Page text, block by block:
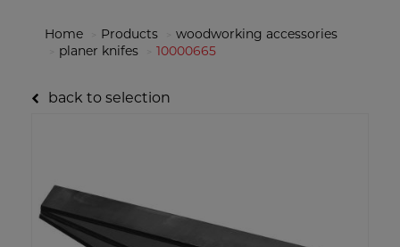
Home Products
woodworking accessories
planer knifes
10000665
back to selection